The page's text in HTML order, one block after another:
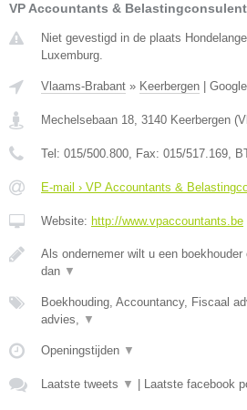
VP Accountants &
Niet gevestigd in de plaats
Luxemburg.
Vlaams-Brabant » Keerbergen
Mechelsebaan 18, 3140 Keerbergen (
Tel: 015/500.800, Fax: 015/517.169,
E-mail › VP Accountants &
Website: http://www.vpaccountants.be
Als ondernemer wilt u een
dan ▼
Boekhouding, Accountancy, Fiscaal
advies, ▼
Openingstijden ▼
Laatste tweets ▼ Laatste facebook